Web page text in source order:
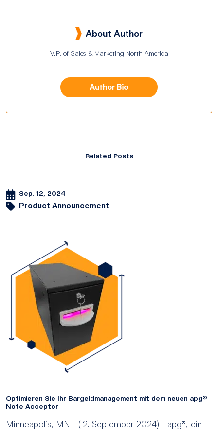
About Author
V.P. of Sales & Marketing North America
Author Bio
Related Posts
Sep. 12, 2024
Product Announcement
Optimieren Sie Ihr Bargeldmanagement mit dem neuen apg®
Note Acceptor
Minneapolis, MN - (12. September 2024) - apg®, ein